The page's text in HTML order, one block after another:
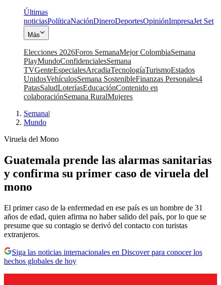
Últimas
noticiasPolíticaNaciónDineroDeportesOpiniónImpresaJet Set
Más
Elecciones 2026Foros SemanaMejor ColombiaSemana
PlayMundoConfidencialesSemana
TVGenteEspecialesArcadiaTecnologíaTurismoEstados
UnidosVehículosSemana SostenibleFinanzas Personales4
PatasSaludLoteríasEducaciónContenido en
colaboraciónSemana RuralMujeres
Semana|
Mundo
Viruela del Mono
Guatemala prende las alarmas sanitarias
y confirma su primer caso de viruela del
mono
El primer caso de la enfermedad en ese país es un hombre de 31
años de edad, quien afirma no haber salido del país, por lo que se
presume que su contagio se derivó del contacto con turistas
extranjeros.
Siga las noticias internacionales en Discover para conocer los
hechos globales de hoy